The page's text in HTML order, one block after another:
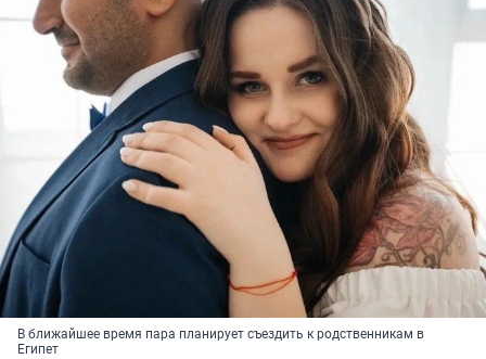
В ближайшее время пара планирует съездить к родственникам в
Египет